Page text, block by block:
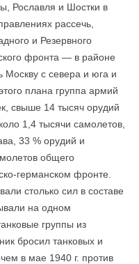
Рославля и Шостки в
рассечь,
и Резервного
фронта — в районе
Москву с севера и юга и
плана группа армий
свыше 14 тысяч орудий
1,4 тысячи самолетов,
33 % орудий и
общего
германском фронте.
столько сил в составе
на одном
группы из
бросил танковых и
в мае 1940 г. против